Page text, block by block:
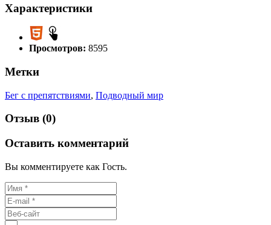
Характеристики
Просмотров: 8595
Метки
Бег с препятствиями, Подводный мир
Отзыв (0)
Оставить комментарий
Вы комментируете как Гость.